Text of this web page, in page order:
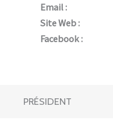
Email :
Site Web :
Facebook :
PRÉSIDENT